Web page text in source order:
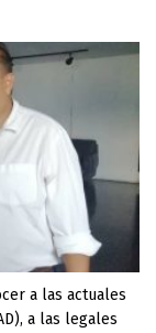
a las actuales
a las legales